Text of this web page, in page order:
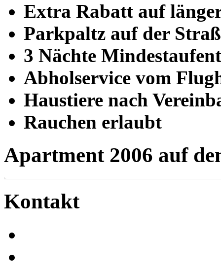
Extra Rabatt auf
Parkpaltz auf der
3 Nächte
Abholservice vom
Haustiere nach
Rauchen erlaubt
Apartment 2006 auf
Kontakt